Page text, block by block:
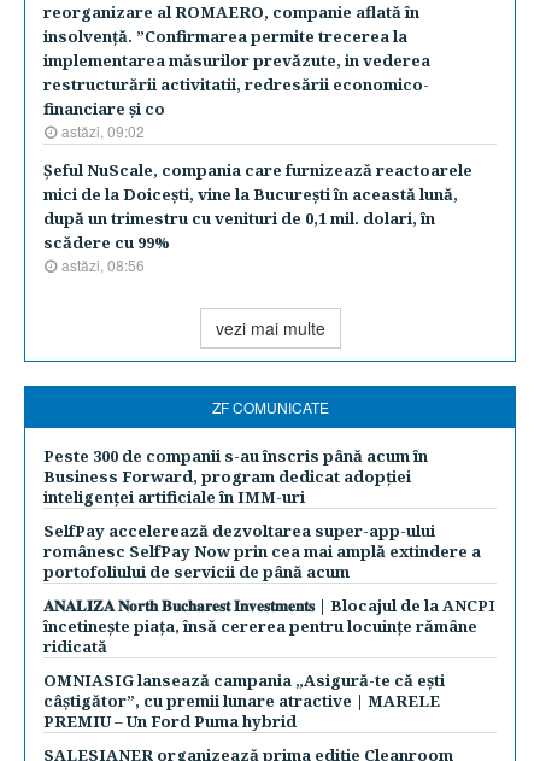
reorganizare al ROMAERO, companie aflată în
insolvenţă. ”Confirmarea permite trecerea la
implementarea măsurilor prevăzute, in vederea
restructurării activitatii, redresării economico-
financiare şi co
astăzi, 09:02
Şeful NuScale, compania care furnizează reactoarele
mici de la Doiceşti, vine la Bucureşti în această lună,
după un trimestru cu venituri de 0,1 mil. dolari, în
scădere cu 99%
astăzi, 08:56
vezi mai multe
ZF COMUNICATE
Peste 300 de companii s-au înscris până acum în
Business Forward, program dedicat adopției
inteligenței artificiale în IMM-uri
SelfPay accelerează dezvoltarea super-app-ului
românesc SelfPay Now prin cea mai amplă extindere a
portofoliului de servicii de până acum
𝐀𝐍𝐀𝐋𝐈𝐙𝐀 𝐍𝐨𝐫𝐭𝐡 𝐁𝐮𝐜𝐡𝐚𝐫𝐞𝐬𝐭 𝐈𝐧𝐯𝐞𝐬𝐭𝐦𝐞𝐧𝐭𝐬 | Blocajul de la ANCPI
încetinește piața, însă cererea pentru locuințe rămâne
ridicată
OMNIASIG lansează campania „Asigură-te că ești
câștigător”, cu premii lunare atractive | MARELE
PREMIU – Un Ford Puma hybrid
SALESIANER organizează prima ediție Cleanroom